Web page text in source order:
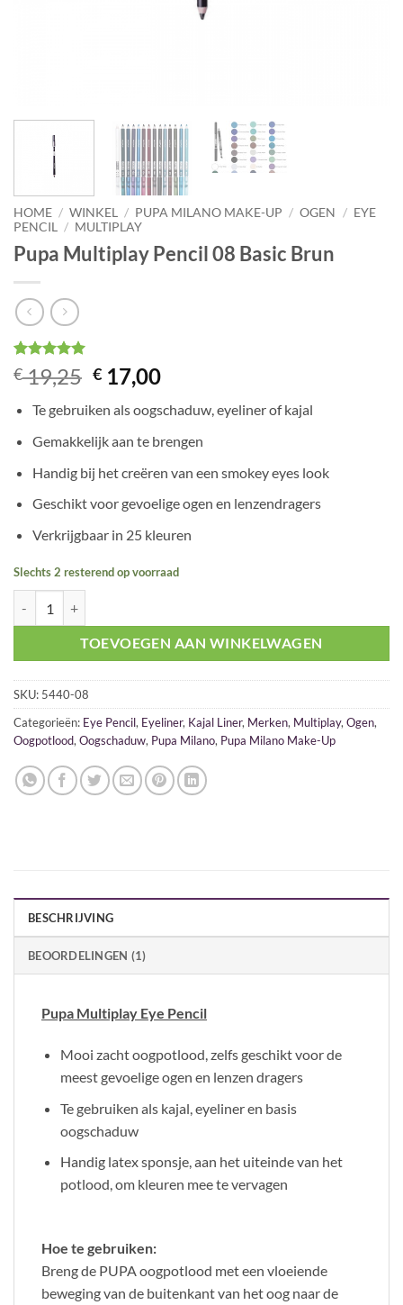
HOME / WINKEL / PUPA MILANO MAKE-UP / OGEN / EYE
PENCIL
/ MULTIPLAY
Pupa Multiplay Pencil 08 Basic Brun
Gewaardeerd
5op 5
op
1
klant
€19,25 Oorspronkelijke
prijs
was:
€ 19,25.
€ 17,00Huidige
is:
€ 17,00.
Te gebruiken als oogschaduw, eyeliner of kajal
Gemakkelijk aan te brengen
Handig bij het creëren van een smokey eyes look
Geschikt voor gevoelige ogen en lenzendragers
Verkrijgbaar in 25 kleuren
Slechts 2 resterend op voorraad
TOEVOEGEN AAN WINKELWAGEN
SKU: 5440-08
Categorieën: Eye Pencil, Eyeliner, Kajal Liner, Merken, Multiplay,Ogen,
Oogpotlood,Oogschaduw, Pupa Milano, Pupa Milano Make-Up
BESCHRIJVING
BEOORDELINGEN (1)
Pupa Multiplay Eye Pencil
Mooi zacht oogpotlood, zelfs geschikt voor de
meest gevoelige ogen en lenzen dragers
Te gebruiken als kajal, eyeliner en basis
oogschaduw
Handig latex sponsje, aan het uiteinde van het
potlood, om kleuren mee te vervagen
Hoe te gebruiken:
Breng de PUPA oogpotlood met een vloeiende
beweging van de buitenkant van het oog naar de